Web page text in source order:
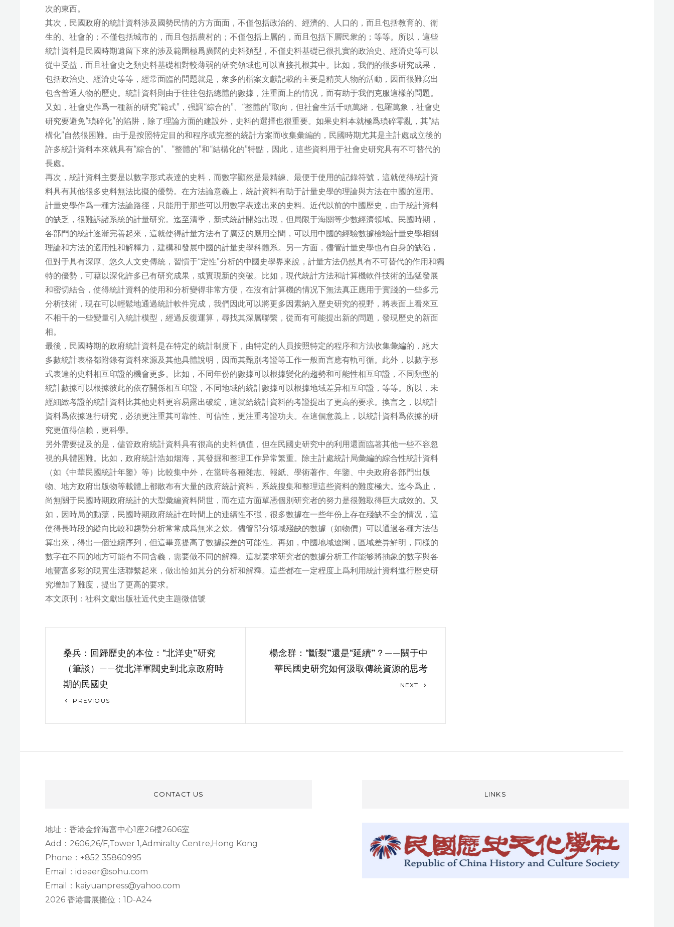
次的東西。
其次，民國政府的統計資料涉及國勢民情的方方面面，不僅包括政治的、經濟的、人口的，而且包括教育的、衛
生的、社會的；不僅包括城市的，而且包括農村的；不僅包括上層的，而且包括下層民衆的；等等。所以，這些
統計資料是民國時期遺留下來的涉及範圍極爲廣闊的史料類型，不僅史料基礎已很扎實的政治史、經濟史等可以
從中受益，而且社會史之類史料基礎相對較薄弱的研究領域也可以直接扎根其中。比如，我們的很多研究成果，
包括政治史、經濟史等等，經常面臨的問題就是，衆多的檔案文獻記載的主要是精英人物的活動，因而很難寫出
包含普通人物的歷史。統計資料則由于往往包括總體的數據，注重面上的情况，而有助于我們克服這樣的問題。
又如，社會史作爲一種新的研究“範式”，强調“綜合的”、“整體的”取向，但社會生活千頭萬緒，包羅萬象，社會史
研究要避免“瑣碎化”的陷阱，除了理論方面的建設外，史料的選擇也很重要。如果史料本就極爲瑣碎零亂，其“結
構化”自然很困難。由于是按照特定目的和程序或完整的統計方案而收集彙編的，民國時期尤其是主計處成立後的
許多統計資料本來就具有“綜合的”、“整體的”和“結構化的”特點，因此，這些資料用于社會史研究具有不可替代的
長處。
再次，統計資料主要是以數字形式表達的史料，而數字顯然是最精練、最便于使用的記錄符號，這就使得統計資
料具有其他很多史料無法比擬的優勢。在方法論意義上，統計資料有助于計量史學的理論與方法在中國的運用。
計量史學作爲一種方法論路徑，只能用于那些可以用數字表達出來的史料。近代以前的中國歷史，由于統計資料
的缺乏，很難訴諸系統的計量研究。迄至清季，新式統計開始出現，但局限于海關等少數經濟領域。民國時期，
各部門的統計逐漸完善起來，這就使得計量方法有了廣泛的應用空間，可以用中國的經驗數據檢驗計量史學相關
理論和方法的適用性和解釋力，建構和發展中國的計量史學科體系。另一方面，儘管計量史學也有自身的缺陷，
但對于具有深厚、悠久人文史傳統，習慣于“定性”分析的中國史學界來說，計量方法仍然具有不可替代的作用和獨
特的優勢，可藉以深化許多已有研究成果，或實現新的突破。比如，現代統計方法和計算機軟件技術的迅猛發展
和密切結合，使得統計資料的使用和分析變得非常方便，在沒有計算機的情况下無法真正應用于實踐的一些多元
分析技術，現在可以輕鬆地通過統計軟件完成，我們因此可以將更多因素納入歷史研究的視野，將表面上看來互
不相干的一些變量引入統計模型，經過反復運算，尋找其深層聯繫，從而有可能提出新的問題，發現歷史的新面
相。
最後，民國時期的政府統計資料是在特定的統計制度下，由特定的人員按照特定的程序和方法收集彙編的，絕大
多數統計表格都附錄有資料來源及其他具體說明，因而其甄別考證等工作一般而言應有軌可循。此外，以數字形
式表達的史料相互印證的機會更多。比如，不同年份的數據可以根據變化的趨勢和可能性相互印證，不同類型的
統計數據可以根據彼此的依存關係相互印證，不同地域的統計數據可以根據地域差异相互印證，等等。所以，未
經細緻考證的統計資料比其他史料更容易露出破綻，這就給統計資料的考證提出了更高的要求。換言之，以統計
資料爲依據進行研究，必須更注重其可靠性、可信性，更注重考證功夫。在這個意義上，以統計資料爲依據的研
究更值得信賴，更科學。
另外需要提及的是，儘管政府統計資料具有很高的史料價值，但在民國史研究中的利用還面臨著其他一些不容忽
視的具體困難。比如，政府統計浩如烟海，其發掘和整理工作异常繁重。除主計處統計局彙編的綜合性統計資料
（如《中華民國統計年鑒》等）比較集中外，在當時各種雜志、報紙、學術著作、年鑒、中央政府各部門出版
物、地方政府出版物等載體上都散布有大量的政府統計資料，系統搜集和整理這些資料的難度極大。迄今爲止，
尚無關于民國時期政府統計的大型彙編資料問世，而在這方面單憑個別研究者的努力是很難取得巨大成效的。又
如，因時局的動蕩，民國時期政府統計在時間上的連續性不强，很多數據在一些年份上存在殘缺不全的情况，這
使得長時段的縱向比較和趨勢分析常常成爲無米之炊。儘管部分領域殘缺的數據（如物價）可以通過各種方法估
算出來，得出一個連續序列，但這畢竟提高了數據誤差的可能性。再如，中國地域遼闊，區域差异鮮明，同樣的
數字在不同的地方可能有不同含義，需要做不同的解釋。這就要求研究者的數據分析工作能够將抽象的數字與各
地豐富多彩的現實生活聯繫起來，做出恰如其分的分析和解釋。這些都在一定程度上爲利用統計資料進行歷史研
究增加了難度，提出了更高的要求。
本文原刊：社科文獻出版社近代史主題微信號
桑兵：回歸歷史的本位：“北洋史”研究
（筆談）——從北洋軍閥史到北京政府時
期的民國史
Previous
PREVIOUS
楊念群：“斷裂”還是“延續”？——關于中
華民國史研究如何汲取傳統資源的思考
NEXT
CONTACT US
地址：香港金鐘海富中心1座26樓2606室
Add：2606,26/F,Tower 1,Admiralty Centre,Hong Kong
Phone：+852 35860995
Email：ideaer@sohu.com
Email：kaiyuanpress@yahoo.com
2026 香港書展攤位：1D-A24
LINKS